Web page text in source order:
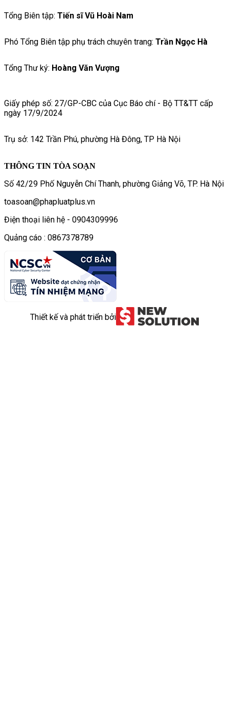
Tổng Biên tập: Tiến sĩ Vũ Hoài Nam
Phó Tổng Biên tập phụ trách chuyên trang: Trần Ngọc Hà
Tổng Thư ký: Hoàng Văn Vượng
Giấy phép số: 27/GP-CBC của Cục Báo chí - Bộ TT&TT cấp
ngày 17/9/2024
Trụ sở: 142 Trần Phú, phường Hà Đông, TP Hà Nội
THÔNG TIN TÒA SOẠN
Số 42/29 Phố Nguyễn Chí Thanh, phường Giảng Võ, TP. Hà Nội
toasoan@phapluatplus.vn
Điện thoại liên hệ - 0904309996
Quảng cáo : 0867378789
Thiết kế và phát triển bởi